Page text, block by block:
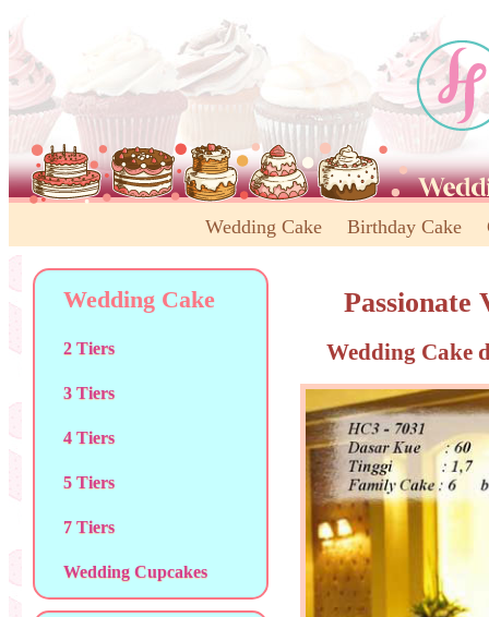
Wedding Cake Birthday Cake
Wedding Cake
2 Tiers
3 Tiers
4 Tiers
5 Tiers
7 Tiers
Wedding Cupcakes
Passionate
Wedding Cake